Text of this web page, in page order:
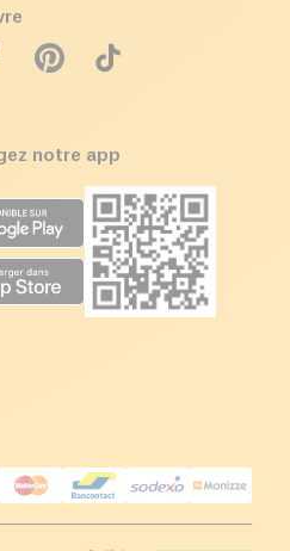
notre app